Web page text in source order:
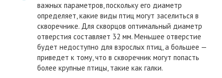
важных параметров, поскольку его диаметр
определяет, какие виды птиц могут заселиться в
скворечнике. Для скворцов оптимальный диаметр
отверстия составляет 32 мм. Меньшее отверстие
будет недоступно для взрослых птиц, а большее —
приведет к тому, что в скворечник могут попасть
более крупные птицы, такие как галки.